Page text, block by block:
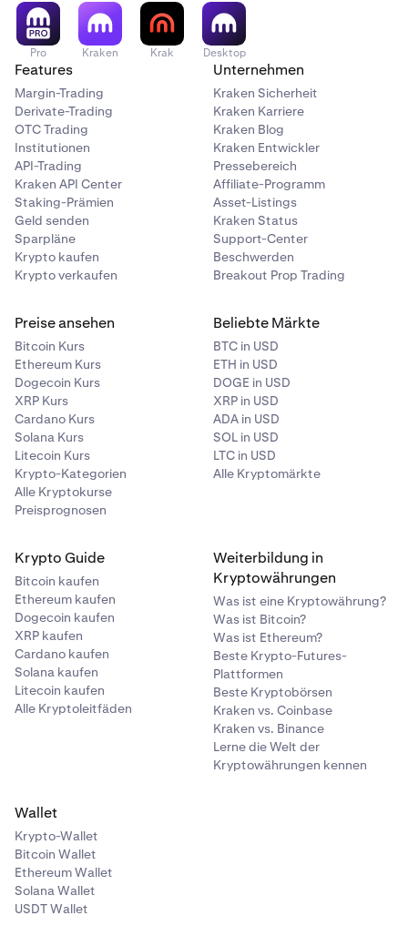
Pro Kraken Krak Desktop
Features
Margin-Trading
Derivate-Trading
OTC Trading
Institutionen
API-Trading
Kraken API Center
Staking-Prämien
Geld senden
Sparpläne
Krypto kaufen
Krypto verkaufen
Unternehmen
Kraken Sicherheit
Kraken Karriere
Kraken Blog
Kraken Entwickler
Pressebereich
Affiliate-Programm
Asset-Listings
Kraken Status
Support-Center
Beschwerden
Breakout Prop Trading
Preise ansehen
Bitcoin Kurs
Ethereum Kurs
Dogecoin Kurs
XRP Kurs
Cardano Kurs
Solana Kurs
Litecoin Kurs
Krypto-Kategorien
Alle Kryptokurse
Preisprognosen
Beliebte Märkte
BTC in USD
ETH in USD
DOGE in USD
XRP in USD
ADA in USD
SOL in USD
LTC in USD
Alle Kryptomärkte
Krypto Guide
Bitcoin kaufen
Ethereum kaufen
Dogecoin kaufen
XRP kaufen
Cardano kaufen
Solana kaufen
Litecoin kaufen
Alle Kryptoleitfäden
Weiterbildung in
Kryptowährungen
Was ist eine Kryptowährung?
Was ist Bitcoin?
Was ist Ethereum?
Beste Krypto-Futures-
Plattformen
Beste Kryptobörsen
Kraken vs. Coinbase
Kraken vs. Binance
Lerne die Welt der
Kryptowährungen kennen
Wallet
Krypto-Wallet
Bitcoin Wallet
Ethereum Wallet
Solana Wallet
USDT Wallet